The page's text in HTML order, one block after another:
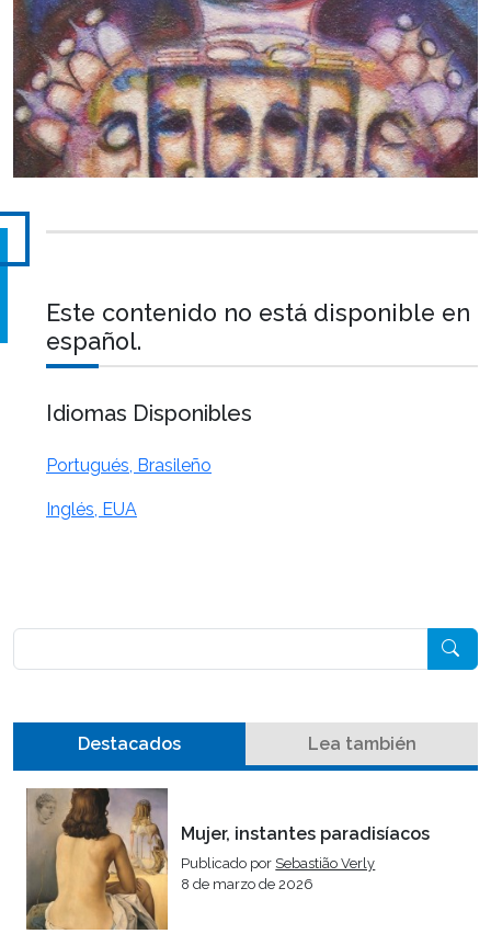
Este contenido no está disponible en
español.
Idiomas Disponibles
Portugués, Brasileño
Inglés, EUA
Destacados Lea también
Mujer, instantes paradisíacos
Publicado por Sebastião Verly
8 de marzo de 2026